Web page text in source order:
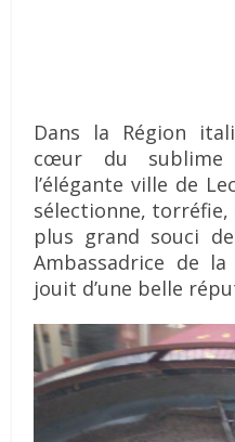
Dans la Région
cœur du sublime
l’élégante ville de
sélectionne, torréfie,
plus grand souci
Ambassadrice de
jouit d’une belle